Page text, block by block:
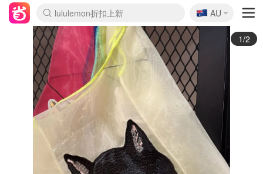
lululemon折扣上新
Sasa美妆护肤3.5折
SSENSE年中3折
FreshBeauty好价汇总
Cettire降价+叠9折
WWS Coles超市实拍
viagogo二手票捡漏
Myer超级周末1折
The Outnet奢牌1折起
David Jones 3折起
Flannels大牌1折
Perfumes Club护肤1折
AMIRO返校季6.2折
Amazon折扣汇总
eToro入金$200送$50
Amazon数码好物
ICONIC本周7.5折
ThedoubleF高奢地板价
Moose Knuckles 6折
丝芙兰5折起
EUFY官网3.7折起
Selenichast首饰2折
Trip机票酒店促销
YSL送5件彩妆礼
Amazon家居好物
Amazon美妆护肤
雅漾大喷$8
过敏原检测盒$33
伊索独家赠50ml沐浴露
科颜氏清仓3折
SEALIFE海洋馆门票6折
丝塔芙大白罐$16
订阅Newsletter送香薰
Cult Beauty 6.8折
Harrods圣诞日历2.3折
LN-CC奢牌私促3折
d'Alba空姐喷雾$16
EVE LOM套装逆天2折
Bernardelli独家4折
Adore Beauty 6折起
CT圣诞日历
Mytheresa奢品2.7折
Luxury Escapes 9折
Currentbody美容仪9折
MOON Garden Live
Roborock扫地机3.7折
Tingo Life水杯$24
Valentino官网5折
CR洗发护发6.3折
修丽可套装7.4折
Myer彩妆2件7折
GANNI官网4.5折
Stylevana韩妆4折
Tessabit高奢8.5折
OGX洗护4折
Amazon阿德莱德次日达
卡诗8.5折+赠礼
Philips Hue灯具8折
🇦🇺
AU
2/2